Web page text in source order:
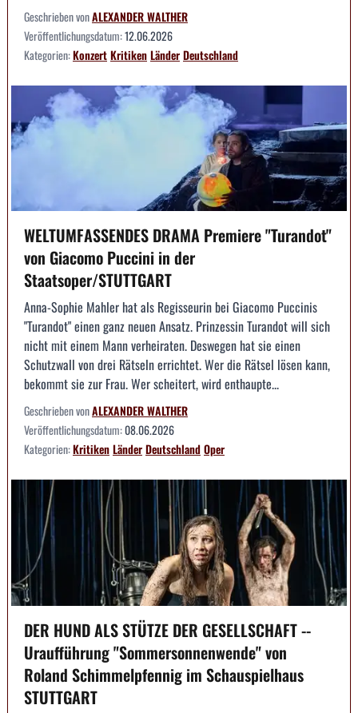
Geschrieben vonALEXANDER WALTHER
Veröffentlichungsdatum:12.06.2026
Kategorien:KonzertKritikenLänderDeutschland
WELTUMFASSENDES DRAMA Premiere "Turandot"
von Giacomo Puccini in der
Staatsoper/STUTTGART
Anna-Sophie Mahler hat als Regisseurin bei Giacomo Puccinis
"Turandot" einen ganz neuen Ansatz. Prinzessin Turandot will sich
nicht mit einem Mann verheiraten. Deswegen hat sie einen
Schutzwall von drei Rätseln errichtet. Wer die Rätsel lösen kann,
bekommt sie zur Frau. Wer scheitert, wird enthaupte...
Geschrieben vonALEXANDER WALTHER
Veröffentlichungsdatum:08.06.2026
Kategorien:KritikenLänderDeutschlandOper
DER HUND ALS STÜTZE DER GESELLSCHAFT --
Uraufführung "Sommersonnenwende" von
Roland Schimmelpfennig im Schauspielhaus
STUTTGART